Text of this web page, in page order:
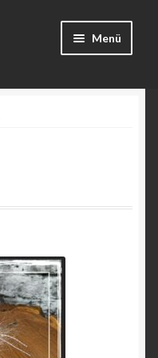
Menü